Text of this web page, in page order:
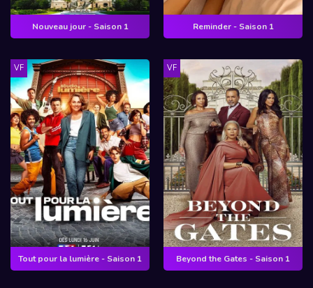
Nouveau jour - Saison 1 Reminder - Saison 1
VF
Tout pour la lumière - Saison 1
VF
Beyond the Gates - Saison 1